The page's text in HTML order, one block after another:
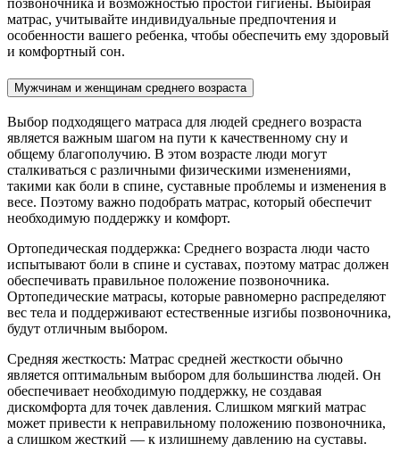
позвоночника и возможностью простой гигиены. Выбирая
матрас, учитывайте индивидуальные предпочтения и
особенности вашего ребенка, чтобы обеспечить ему здоровый
и комфортный сон.
Мужчинам и женщинам среднего возраста
Выбор подходящего матраса для людей среднего возраста
является важным шагом на пути к качественному сну и
общему благополучию. В этом возрасте люди могут
сталкиваться с различными физическими изменениями,
такими как боли в спине, суставные проблемы и изменения в
весе. Поэтому важно подобрать матрас, который обеспечит
необходимую поддержку и комфорт.
Ортопедическая поддержка: Среднего возраста люди часто
испытывают боли в спине и суставах, поэтому матрас должен
обеспечивать правильное положение позвоночника.
Ортопедические матрасы, которые равномерно распределяют
вес тела и поддерживают естественные изгибы позвоночника,
будут отличным выбором.
Средняя жесткость: Матрас средней жесткости обычно
является оптимальным выбором для большинства людей. Он
обеспечивает необходимую поддержку, не создавая
дискомфорта для точек давления. Слишком мягкий матрас
может привести к неправильному положению позвоночника,
а слишком жесткий — к излишнему давлению на суставы.